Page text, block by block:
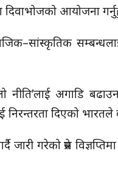
दिवाभोजको आयोजना
नीति’लाई अगाडि
निरन्तरता दिएको
जारी गरेको प्रेस